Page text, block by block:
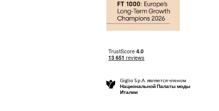
Giglio S.p.A. является членом
Национальной Палаты моды
Италии